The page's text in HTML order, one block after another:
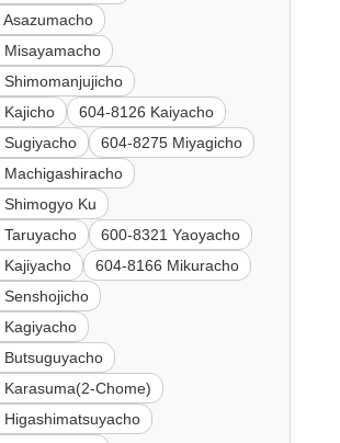
604-8126 Kaiyacho
604-8275 Miyagicho
Ku
600-8321 Yaoyacho
604-8166 Mikuracho
Chome)